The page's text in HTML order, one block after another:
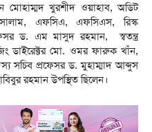
মোহাম্মদ খুরশীদ ওয়াহাব, অডিট
এফসিএ, এফসিএস, রিস্ক
ড. এম মাসুদ রহমান, স্বতন্ত্র
ডাইরেক্টর মো. ওমর ফারুক খাঁন,
সচিব প্রফেসর ড. মুহাম্মাদ আব্দুস
রহমান উপস্থিত ছিলেন।